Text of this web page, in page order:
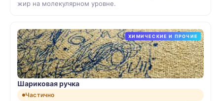
жир на молекулярном уровне.
ХИМИЧЕСКИЕ И ПРОЧИЕ
Шариковая ручка
Частично